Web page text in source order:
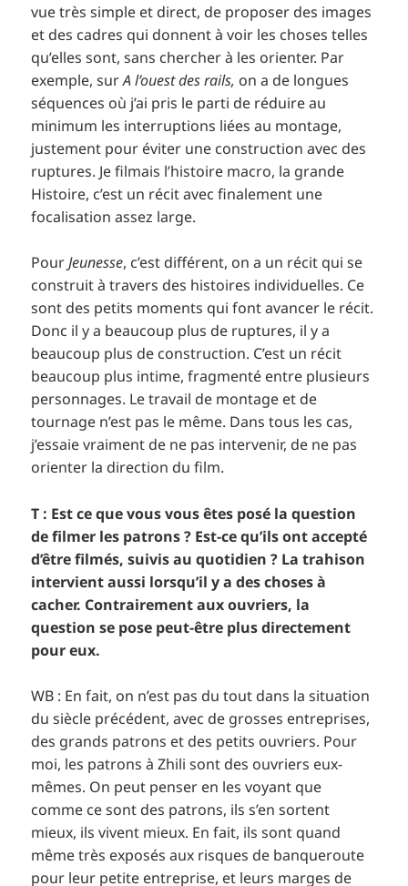
vue très simple et direct, de proposer des images
et des cadres qui donnent à voir les choses telles
qu’elles sont, sans chercher à les orienter. Par
exemple, surA l’ouest des rails, on a de longues
séquences où j’ai pris le parti de réduire au
minimum les interruptions liées au montage,
justement pour éviter une construction avec des
ruptures. Je filmais l’histoire macro, la grande
Histoire, c’est un récit avec finalement une
focalisation assez large.
PourJeunesse, c’est différent, on a un récit qui se
construit à travers des histoires individuelles. Ce
sont des petits moments qui font avancer le récit.
Donc il y a beaucoup plus de ruptures, il y a
beaucoup plus de construction. C’est un récit
beaucoup plus intime, fragmenté entre plusieurs
personnages. Le travail de montage et de
tournage n’est pas le même. Dans tous les cas,
j’essaie vraiment de ne pas intervenir, de ne pas
orienter la direction du film.
T : Est ce que vous vous êtes posé la question
de filmer les patrons ? Est-ce qu’ils ont accepté
d’être filmés, suivis au quotidien ? La trahison
intervient aussi lorsqu’il y a des choses à
cacher. Contrairement aux ouvriers, la
question se pose peut-être plus directement
pour eux.
WB : En fait, on n’est pas du tout dans la situation
du siècle précédent, avec de grosses entreprises,
des grands patrons et des petits ouvriers. Pour
moi, les patrons à Zhili sont des ouvriers eux-
mêmes. On peut penser en les voyant que
comme ce sont des patrons, ils s’en sortent
mieux, ils vivent mieux. En fait, ils sont quand
même très exposés aux risques de banqueroute
pour leur petite entreprise, et leurs marges de